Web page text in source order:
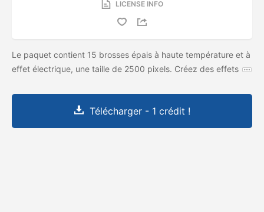
LICENSE INFO
Le paquet contient 15 brosses épais à haute température et à
effet électrique, une taille de 2500 pixels. Créez des effets
Télécharger - 1 crédit !